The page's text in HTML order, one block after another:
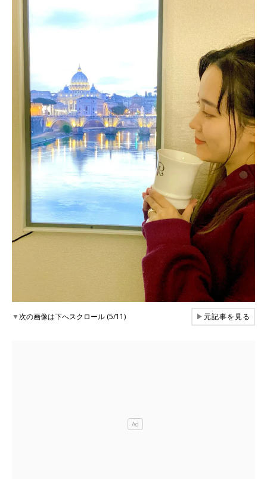
▼次の画像は下へスクロール (5/11) ▶元記事を見る